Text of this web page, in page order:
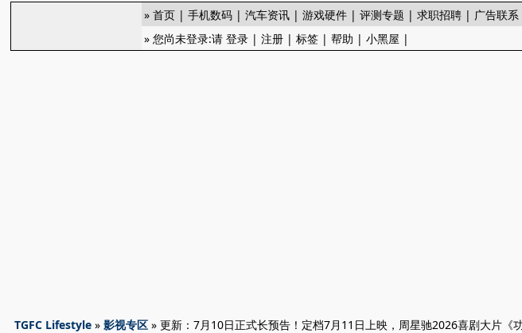
»首页 |手机数码 |汽车资讯 |游戏硬件 |评测专题 |求职招聘 | 广告联系
» 您尚未登录:请登录 |注册 |标签 |帮助 |小黑屋 |
TGFC Lifestyle »影视专区 » 更新：7月10日正式长预告！定档7月11日上映，周星驰2026喜剧大片《